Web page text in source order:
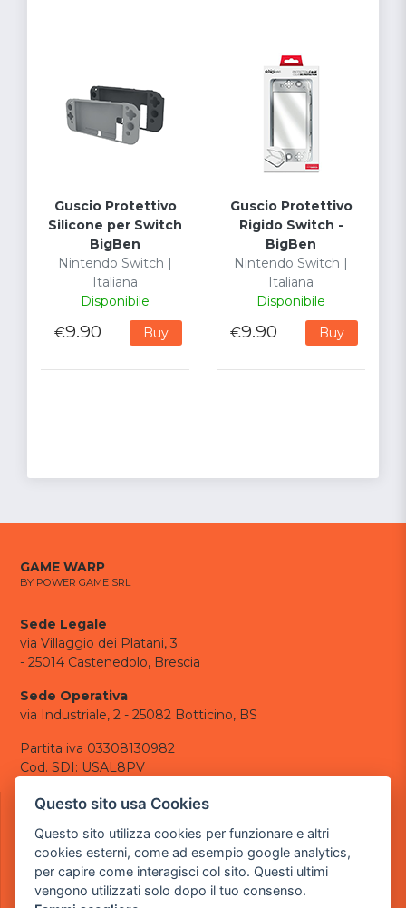
Guscio Protettivo
Silicone per Switch
BigBen
Nintendo Switch |
Italiana
Disponibile
€9.90 Buy
Guscio Protettivo
Rigido Switch -
BigBen
Nintendo Switch |
Italiana
Disponibile
€9.90 Buy
GAME WARP
BY POWER GAME SRL
Sede Legale
via Villaggio dei Platani, 3
- 25014 Castenedolo, Brescia
Sede Operativa
via Industriale, 2 - 25082 Botticino, BS
Partita iva 03308130982
Cod. SDI: USAL8PV
CONTATTI
tel.: +39 030 376 2377
tel.: +39 030 336 6259
pec:powergamesrl@legalmail.it
Questo sito usa Cookies
Questo sito utilizza cookies per funzionare e altri
cookies esterni, come ad esempio google analytics,
per capire come interagisci col sito. Questi ultimi
vengono utilizzati solo dopo il tuo consenso.